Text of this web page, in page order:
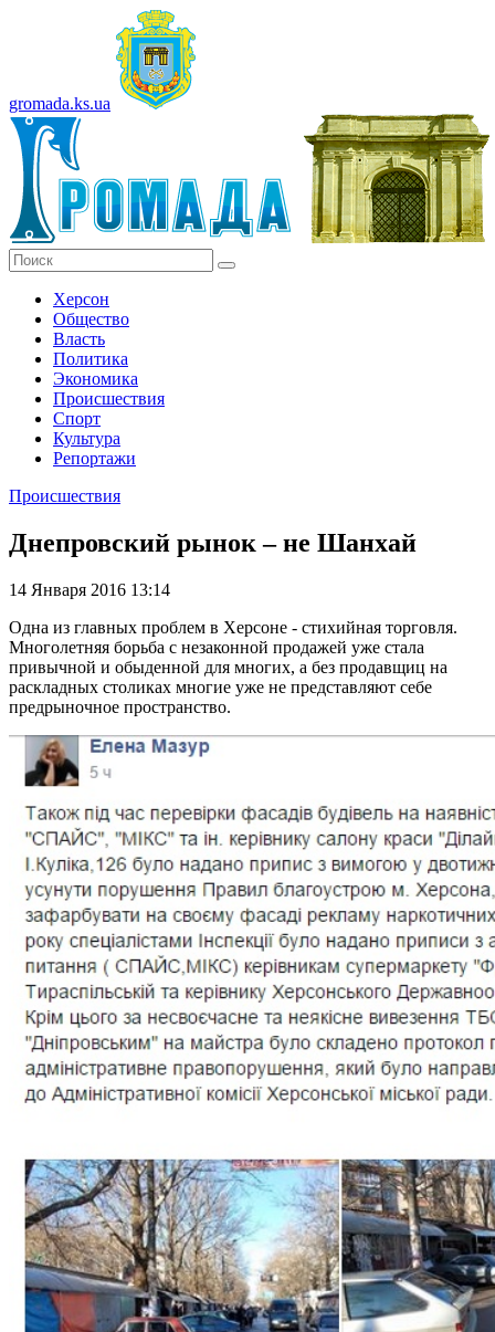
gromada.ks.ua
Херсон
Общество
Власть
Политика
Экономика
Происшествия
Спорт
Культура
Репортажи
Происшествия
Днепровский рынок – не Шанхай
14 Января 2016 13:14
Одна из главных проблем в Херсоне - стихийная торговля.
Многолетняя борьба с незаконной продажей уже стала
привычной и обыденной для многих, а без продавщиц на
раскладных столиках многие уже не представляют себе
предрыночное пространство.